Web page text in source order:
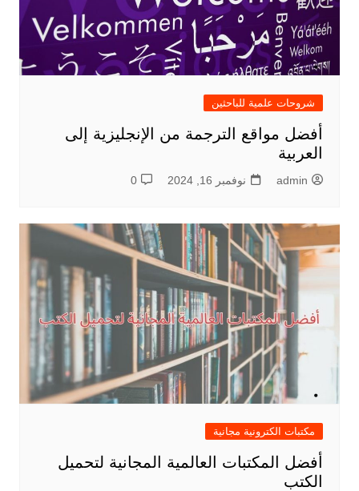
شروحات علمية للباحثين
أفضل مواقع الترجمة من الإنجليزية إلى
العربية
admin نوفمبر 16, 2024 0
مكتبات الكترونية مجانية
أفضل المكتبات العالمية المجانية لتحميل
الكتب